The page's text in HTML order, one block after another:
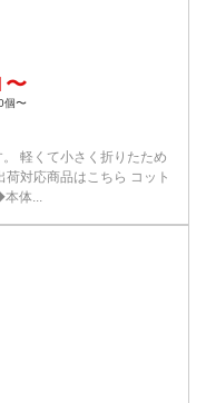
個〜
軽くて小さく折りたため
）ナチュラル (最速出荷対応) ◆本体...